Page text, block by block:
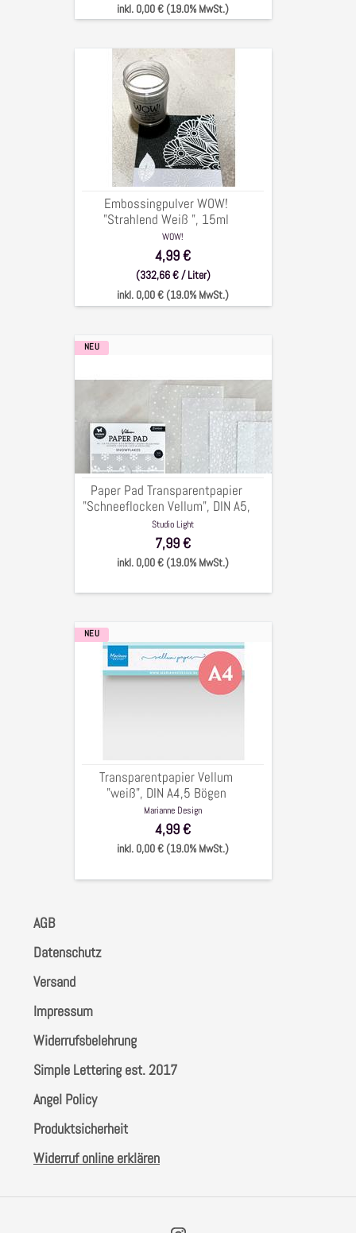
inkl. 0,00 € (19.0% MwSt.)
Embossingpulver
"Strahlend
Embossingpulver WOW!
"Strahlend Weiß ", 15ml
WOW!
4,99 €
(332,66 € / Liter)
inkl. 0,00 € (19.0% MwSt.)
Paper
Transparentpapier
"Schneeflocken
Vellum",
DIN
A5,
100g/qm,
4x4Bögen
NEU
Paper Pad Transparentpapier
"Schneeflocken Vellum", DIN A5,
100g/qm, 4x4Bögen
Studio Light
7,99 €
inkl. 0,00 € (19.0% MwSt.)
Transparentpapier
Vellum
"weiß",
NEU
Transparentpapier Vellum
"weiß", DIN A4,5 Bögen
Marianne Design
4,99 €
inkl. 0,00 € (19.0% MwSt.)
AGB
Datenschutz
Versand
Impressum
Widerrufsbelehrung
Simple Lettering est. 2017
Angel Policy
Produktsicherheit
Widerruf online erklären